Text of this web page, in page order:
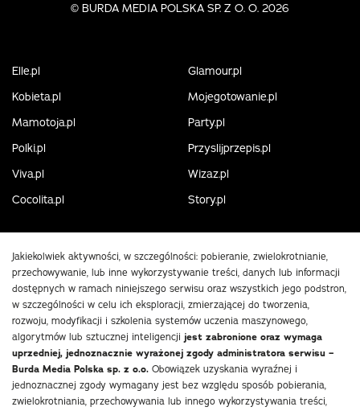
© BURDA MEDIA POLSKA SP. Z O. O. 2026
Elle.pl
Glamour.pl
Kobieta.pl
Mojegotowanie.pl
Mamotoja.pl
Party.pl
Polki.pl
Przyslijprzepis.pl
Viva.pl
Wizaz.pl
Cocolita.pl
Story.pl
Jakiekolwiek aktywności, w szczególności: pobieranie, zwielokrotnianie,
przechowywanie, lub inne wykorzystywanie treści, danych lub informacji
dostępnych w ramach niniejszego serwisu oraz wszystkich jego podstron,
w szczególności w celu ich eksploracji, zmierzającej do tworzenia,
rozwoju, modyfikacji i szkolenia systemów uczenia maszynowego,
algorytmów lub sztucznej inteligencji jest zabronione oraz wymaga
uprzedniej, jednoznacznie wyrażonej zgody administratora serwisu –
Burda Media Polska sp. z o.o. Obowiązek uzyskania wyraźnej i
jednoznacznej zgody wymagany jest bez względu sposób pobierania,
zwielokrotniania, przechowywania lub innego wykorzystywania treści,